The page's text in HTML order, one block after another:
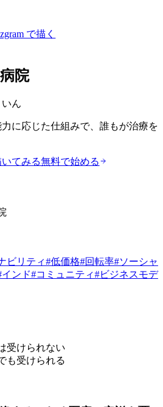
で描く
院
ん
に応じた仕組みで、誰もが治療を
てみる無料で始める
ビリティ#低価格#回転率#ソーシャ
インド#コミュニティ#ビジネスモデ
受けられない
も受けられる